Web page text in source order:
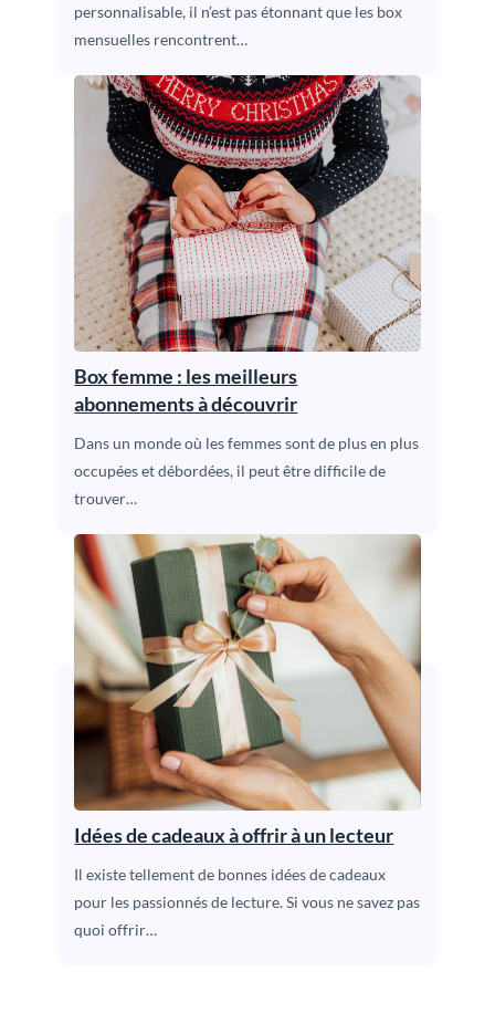
personnalisable, il n’est pas étonnant que les box
mensuelles rencontrent…
Box femme : les meilleurs
abonnements à découvrir
Dans un monde où les femmes sont de plus en plus
occupées et débordées, il peut être difficile de
trouver…
Idées de cadeaux à offrir à un lecteur
Il existe tellement de bonnes idées de cadeaux
pour les passionnés de lecture. Si vous ne savez pas
quoi offrir…